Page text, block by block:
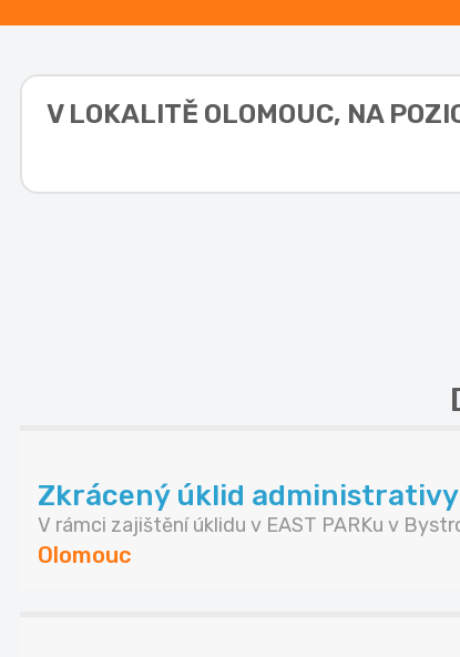
V LOKALITĚ OLOMOUC, NA
Zkrácený úklid
V rámci zajištění úklidu v EAST PARKu v
Olomouc